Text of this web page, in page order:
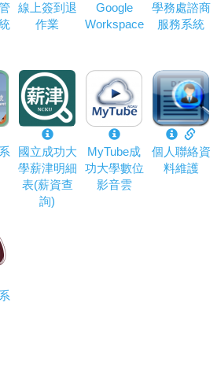
線上簽到退
作業
Google
Workspace
學務處諮商
服務系統
國立成功大
學薪津明細
表(薪資查
詢)
MyTube成
功大學數位
影音雲
個人聯絡資
料維護